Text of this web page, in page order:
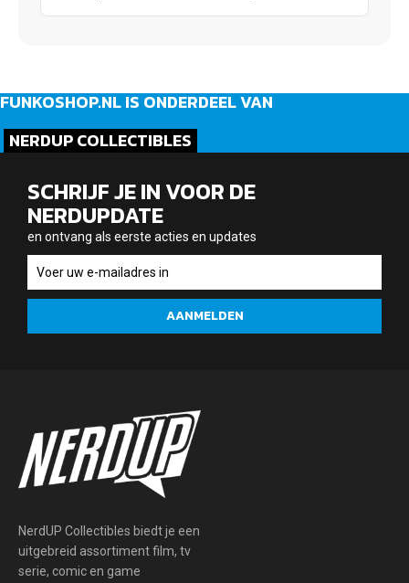
FUNKOSHOP.NL IS ONDERDEEL VAN
NERDUP COLLECTIBLES
SCHRIJF JE IN VOOR DE
NERDUPDATE
en ontvang als eerste acties en updates
ontvang
als
acties
AANMELDEN
NerdUP Collectibles biedt je een
uitgebreid assortiment film, tv
serie, comic en game